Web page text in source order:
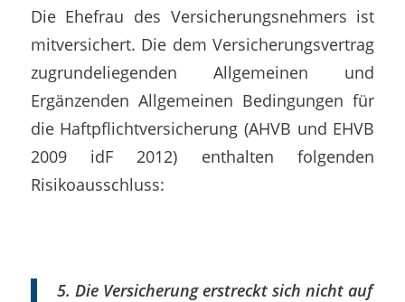
Die Ehefrau des Versicherungsnehmers ist
mitversichert. Die dem Versicherungsvertrag
zugrundeliegenden Allgemeinen und
Ergänzenden Allgemeinen Bedingungen für
die Haftpflichtversicherung (AHVB und EHVB
2009 idF 2012) enthalten folgenden
Risikoausschluss:
5. Die Versicherung erstreckt sich nicht auf